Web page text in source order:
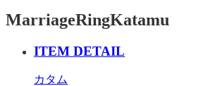
MarriageRingKatamu
ITEM DETAIL
カタム